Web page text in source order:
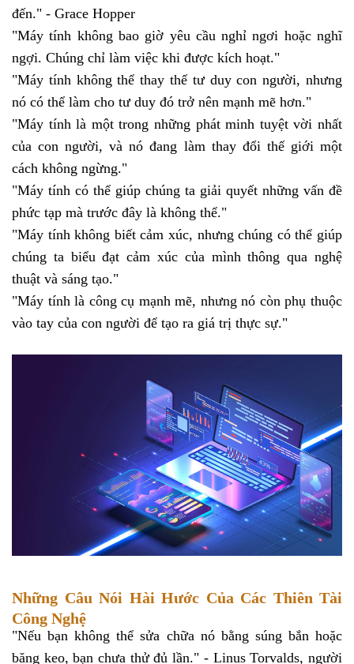
đến." - Grace Hopper
"Máy tính không bao giờ yêu cầu nghỉ ngơi hoặc nghĩ
ngợi. Chúng chỉ làm việc khi được kích hoạt."
"Máy tính không thể thay thế tư duy con người, nhưng
nó có thể làm cho tư duy đó trở nên mạnh mẽ hơn."
"Máy tính là một trong những phát minh tuyệt vời nhất
của con người, và nó đang làm thay đổi thế giới một
cách không ngừng."
"Máy tính có thể giúp chúng ta giải quyết những vấn đề
phức tạp mà trước đây là không thể."
"Máy tính không biết cảm xúc, nhưng chúng có thể giúp
chúng ta biểu đạt cảm xúc của mình thông qua nghệ
thuật và sáng tạo."
"Máy tính là công cụ mạnh mẽ, nhưng nó còn phụ thuộc
vào tay của con người để tạo ra giá trị thực sự."
Những Câu Nói Hài Hước Của Các Thiên Tài
Công Nghệ
"Nếu bạn không thể sửa chữa nó bằng súng bắn hoặc
băng keo, bạn chưa thử đủ lần." - Linus Torvalds, người